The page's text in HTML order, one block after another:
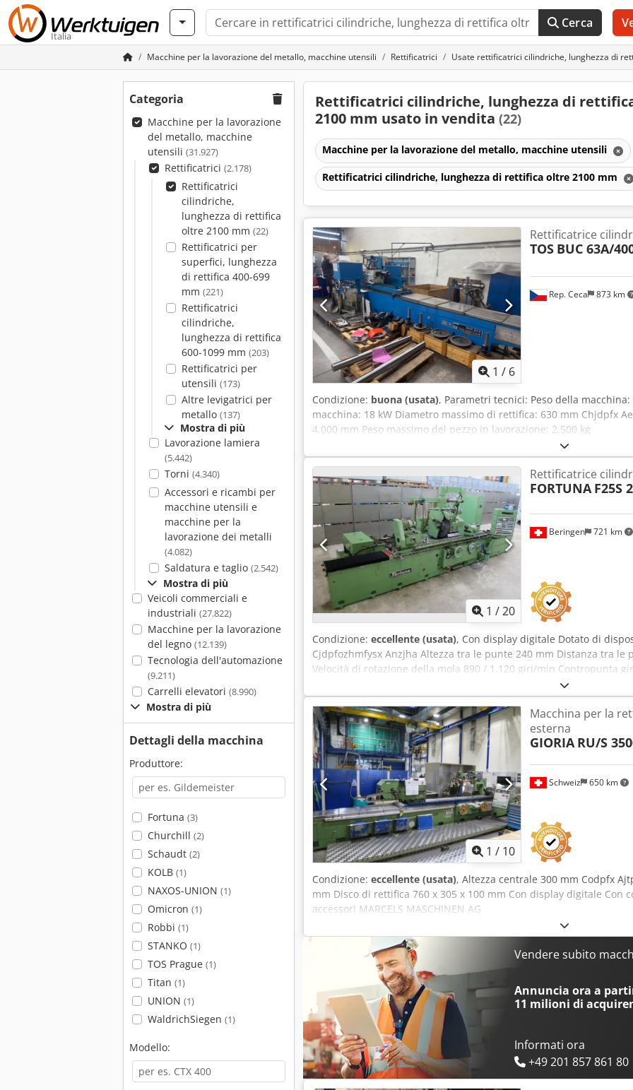
Italia
Cerca
Macchine per la lavorazione del metallo, macchine utensili Rettificatrici Usate rettificatrici cilindriche, lunghezza di
Categoria
Macchine per la lavorazione
del metallo, macchine
utensili (31.927)
Rettificatrici (2.178)
Rettificatrici
cilindriche,
lunghezza di rettifica
oltre 2100 mm (22)
Rettificatrici per
superfici, lunghezza
di rettifica 400-699
mm (221)
Rettificatrici
cilindriche,
lunghezza di rettifica
600-1099 mm (203)
Rettificatrici per
utensili (173)
Altre levigatrici per
metallo (137)
Mostra di più
Lavorazione lamiera
(5.442)
Torni (4.340)
Accessori e ricambi per
macchine utensili e
macchine per la
lavorazione dei metalli
(4.082)
Saldatura e taglio (2.542)
Mostra di più
Veicoli commerciali e
industriali (27.822)
Macchine per la lavorazione
del legno (12.139)
Tecnologia dell'automazione
(9.211)
Carrelli elevatori (8.990)
Mostra di più
Dettagli della macchina
Produttore:
Fortuna (3)
Churchill (2)
Schaudt (2)
KOLB (1)
NAXOS-UNION (1)
Omicron (1)
Robbi (1)
STANKO (1)
TOS Prague (1)
Titan (1)
UNION (1)
WaldrichSiegen (1)
Modello:
Rettificatrici cilindriche, lunghezza di
2100 mm usato in vendita (22)
Macchine per la lavorazione del metallo, macchine utensili
Rettificatrici cilindriche, lunghezza di rettifica oltre 2100 mm
1 / 6
Rep. Ceca 873 km
Rettificatrice
TOS BUC 63A/
Condizione: buona (usata), Parametri tecnici: Peso della
macchina: 18 kW Diametro massimo di rettifica: 630 mm Chjdpfx
4.000 mm Peso massimo del pezzo in lavorazione: 2.500 kg
1 /20
Beringen 721 km
Rettificatrice
FORTUNA F25S
Condizione: eccellente (usata), Con display digitale Dotato di
Cjdpfozhmfysx Anzjha Altezza tra le punte 240 mm Distanza tra le
Velocità di rotazione della mola 890 / 1.120 giri/min Contropunta
1 / 10
Schweiz 650 km
Macchina per la
esterna
GIORIA RU/S
Condizione: eccellente (usata), Altezza centrale 300 mm Codpfx
mm Disco di rettifica 760 x 305 x 100 mm Con display digitale Con
accessori MARCELS MASCHINEN AG
Vendere subito
Annuncia ora a
11 milioni di
Informati ora
+49 201 857 861 80